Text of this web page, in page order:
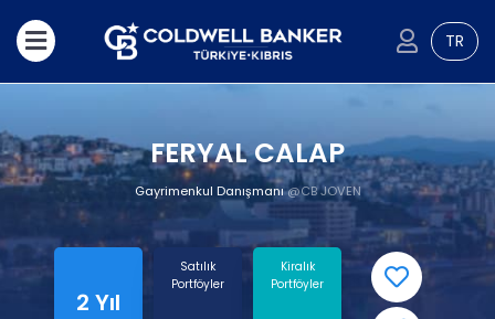
TR
FERYAL CALAP
Gayrimenkul Danışmanı@CB JOVEN
2 Yıl
Satılık
Portföyler
Kiralık
Portföyler